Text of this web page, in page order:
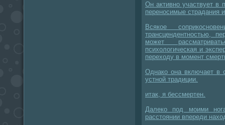
Он активно участвует в
переносимые страдания
Всякое
трансцендентностью,
может
психологическая и
переходу в момент
Однако она включает в
устной традиции.
итак, я бессмертен.
Далеко под моими
расстоянии впереди